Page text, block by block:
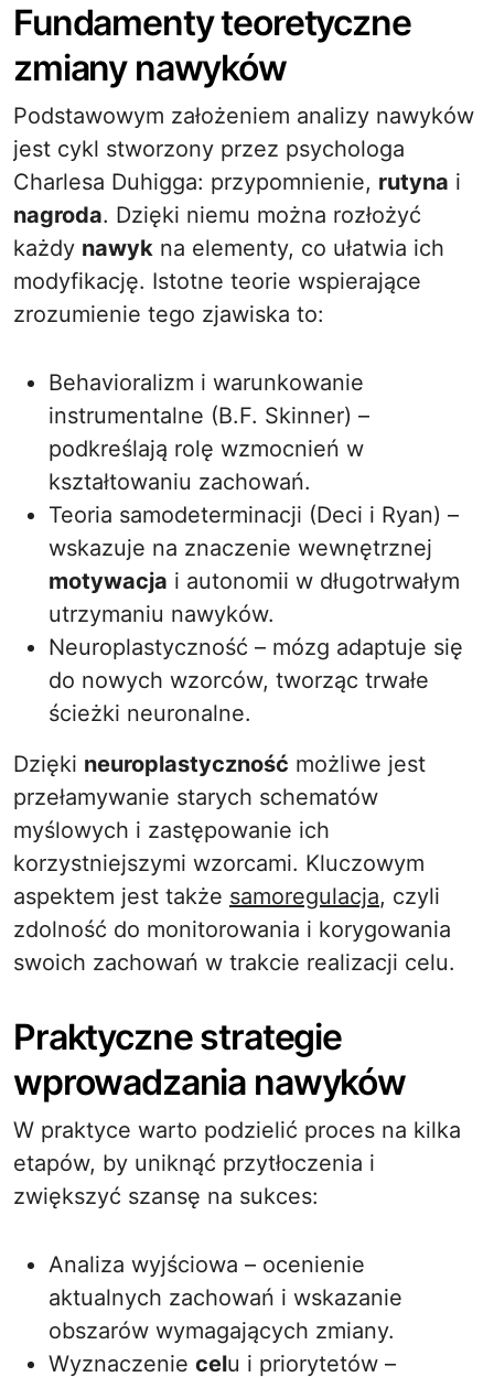
Fundamenty teoretyczne
zmiany nawyków
Podstawowym założeniem analizy nawyków
jest cykl stworzony przez psychologa
Charlesa Duhigga: przypomnienie, rutyna i
nagroda. Dzięki niemu można rozłożyć
każdy nawyk na elementy, co ułatwia ich
modyfikację. Istotne teorie wspierające
zrozumienie tego zjawiska to:
Behavioralizm i warunkowanie
instrumentalne (B.F. Skinner) –
podkreślają rolę wzmocnień w
kształtowaniu zachowań.
Teoria samodeterminacji (Deci i Ryan) –
wskazuje na znaczenie wewnętrznej
motywacja i autonomii w długotrwałym
utrzymaniu nawyków.
Neuroplastyczność – mózg adaptuje się
do nowych wzorców, tworząc trwałe
ścieżki neuronalne.
Dzięki neuroplastyczność możliwe jest
przełamywanie starych schematów
myślowych i zastępowanie ich
korzystniejszymi wzorcami. Kluczowym
aspektem jest także samoregulacja, czyli
zdolność do monitorowania i korygowania
swoich zachowań w trakcie realizacji celu.
Praktyczne strategie
wprowadzania nawyków
W praktyce warto podzielić proces na kilka
etapów, by uniknąć przytłoczenia i
zwiększyć szansę na sukces:
Analiza wyjściowa – ocenienie
aktualnych zachowań i wskazanie
obszarów wymagających zmiany.
Wyznaczenie celu i priorytetów –